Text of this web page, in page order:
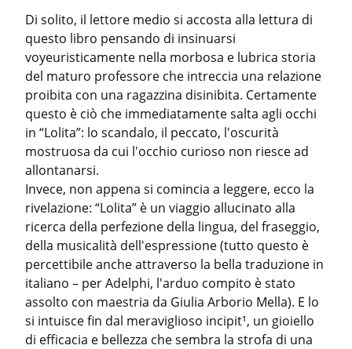
Di solito, il lettore medio si accosta alla lettura di
questo libro pensando di insinuarsi
voyeuristicamente nella morbosa e lubrica storia
del maturo professore che intreccia una relazione
proibita con una ragazzina disinibita. Certamente
questo è ciò che immediatamente salta agli occhi
in “Lolita”: lo scandalo, il peccato, l'oscurità
mostruosa da cui l'occhio curioso non riesce ad
allontanarsi.
Invece, non appena si comincia a leggere, ecco la
rivelazione: “Lolita” è un viaggio allucinato alla
ricerca della perfezione della lingua, del fraseggio,
della musicalità dell'espressione (tutto questo è
percettibile anche attraverso la bella traduzione in
italiano – per Adelphi, l'arduo compito è stato
assolto con maestria da Giulia Arborio Mella). E lo
si intuisce fin dal meraviglioso incipit¹, un gioiello
di efficacia e bellezza che sembra la strofa di una